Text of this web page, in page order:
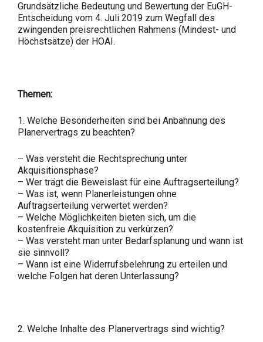
Grundsätzliche Bedeutung und Bewertung der EuGH-
Entscheidung vom 4. Juli 2019 zum Wegfall des
zwingenden preisrechtlichen Rahmens (Mindest- und
Höchstsätze) der HOAI.
Themen:
1. Welche Besonderheiten sind bei Anbahnung des
Planervertrags zu beachten?
– Was versteht die Rechtsprechung unter
Akquisitionsphase?
– Wer trägt die Beweislast für eine Auftragserteilung?
– Was ist, wenn Planerleistungen ohne
Auftragserteilung verwertet werden?
– Welche Möglichkeiten bieten sich, um die
kostenfreie Akquisition zu verkürzen?
– Was versteht man unter Bedarfsplanung und wann ist
sie sinnvoll?
– Wann ist eine Widerrufsbelehrung zu erteilen und
welche Folgen hat deren Unterlassung?
2. Welche Inhalte des Planervertrags sind wichtig?